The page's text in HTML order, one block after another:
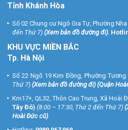
Tỉnh Khánh Hòa
Số 02 Chung cư Ngô Gia Tự, Phường Nha
đến Thứ 7) (Xem bản đồ đường đi).
KHU VỰC MIỀN BẮC
Tp. Hà Nội
Số 22 Ngõ 19 Kim Đồng, Phường Tương
Thứ 7) (Xem bản đồ đường đi) (Quận
Km17+, QL32, Thôn Cao Trung, Xã Hoài
Tây Đô) (8:00 – 17:30, Thứ 2 đến Thứ 7) (
Hoài Đức cũ)